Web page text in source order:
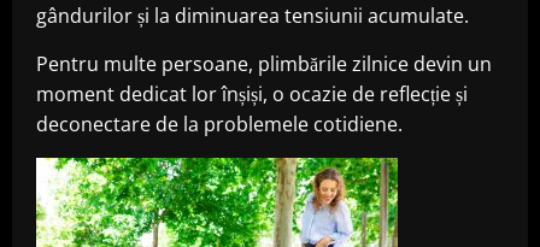
gândurilor și la diminuarea tensiunii acumulate.
Pentru multe persoane, plimbările zilnice devin un
moment dedicat lor înșiși, o ocazie de reflecție și
deconectare de la problemele cotidiene.